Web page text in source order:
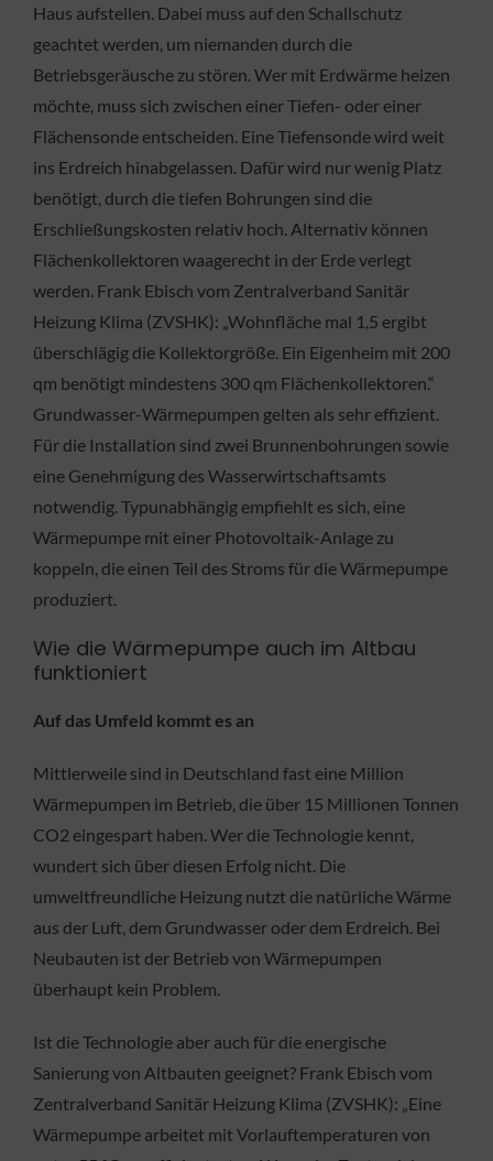
Haus aufstellen. Dabei muss auf den Schallschutz
geachtet werden, um niemanden durch die
Betriebsgeräusche zu stören. Wer mit Erdwärme heizen
möchte, muss sich zwischen einer Tiefen- oder einer
Flächensonde entscheiden. Eine Tiefensonde wird weit
ins Erdreich hinabgelassen. Dafür wird nur wenig Platz
benötigt, durch die tiefen Bohrungen sind die
Erschließungskosten relativ hoch. Alternativ können
Flächenkollektoren waagerecht in der Erde verlegt
werden. Frank Ebisch vom Zentralverband Sanitär
Heizung Klima (ZVSHK): „Wohnfläche mal 1,5 ergibt
überschlägig die Kollektorgröße. Ein Eigenheim mit 200
qm benötigt mindestens 300 qm Flächenkollektoren.“
Grundwasser-Wärmepumpen gelten als sehr effizient.
Für die Installation sind zwei Brunnenbohrungen sowie
eine Genehmigung des Wasserwirtschaftsamts
notwendig. Typunabhängig empfiehlt es sich, eine
Wärmepumpe mit einer Photovoltaik-Anlage zu
koppeln, die einen Teil des Stroms für die Wärmepumpe
produziert.
Wie die Wärmepumpe auch im Altbau
funktioniert
Auf das Umfeld kommt es an
Mittlerweile sind in Deutschland fast eine Million
Wärmepumpen im Betrieb, die über 15 Millionen Tonnen
CO2 eingespart haben. Wer die Technologie kennt,
wundert sich über diesen Erfolg nicht. Die
umweltfreundliche Heizung nutzt die natürliche Wärme
aus der Luft, dem Grundwasser oder dem Erdreich. Bei
Neubauten ist der Betrieb von Wärmepumpen
überhaupt kein Problem.
Ist die Technologie aber auch für die energische
Sanierung von Altbauten geeignet? Frank Ebisch vom
Zentralverband Sanitär Heizung Klima (ZVSHK): „Eine
Wärmepumpe arbeitet mit Vorlauftemperaturen von